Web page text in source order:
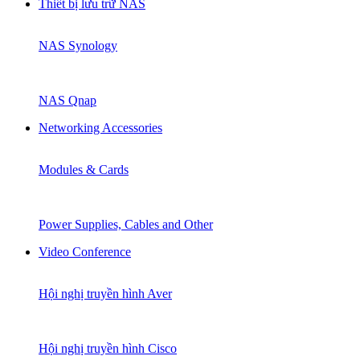
Thiết bị lưu trữ NAS
NAS Synology
NAS Qnap
Networking Accessories
Modules & Cards
Power Supplies, Cables and Other
Video Conference
Hội nghị truyền hình Aver
Hội nghị truyền hình Cisco